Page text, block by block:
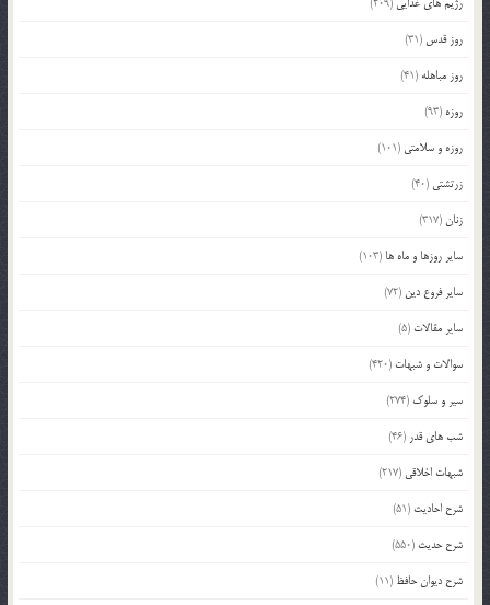
روز قدس (31)
روز مباهله (41)
روزه (93)
روزه و سلامتی (101)
زرتشتی (40)
زنان(317)
سایر روزها و ماه ها (103)
سایر فروع دین (72)
سایر مقالات (5)
سوالات و شبهات (420)
سیر و سلوک (274)
شب های قدر (46)
شبهات اخلاقی (217)
شرح احادیث (51)
شرح حدیث (550)
شرح دیوان حافظ (11)